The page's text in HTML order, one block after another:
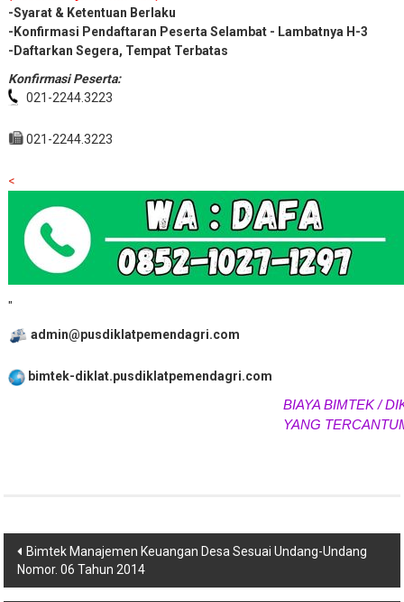
-Syarat & Ketentuan Berlaku
-Konfirmasi Pendaftaran Peserta Selambat - Lambatnya H-3
-Daftarkan Segera, Tempat Terbatas
Konfirmasi Peserta:
021-2244.3223
021-2244.3223
<
"
admin@pusdiklatpemendagri.com
bimtek-diklat.pusdiklatpemendagri.com
BIAYA BIMTEK /
YANG
Navigasi
pos
Bimtek Manajemen Keuangan Desa Sesuai Undang-Undang
Nomor. 06 Tahun 2014